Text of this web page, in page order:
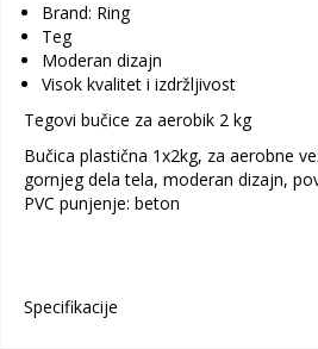
Brand: Ring
Teg
Moderan dizajn
Visok kvalitet i izdržljivost
Tegovi bučice za aerobik 2 kg
Bučica plastična 1x2kg, za aerobne
gornjeg dela tela, moderan dizajn,
PVC punjenje: beton
Specifikacije